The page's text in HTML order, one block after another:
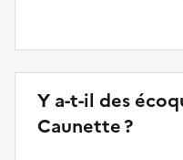
Y a-t-il des
Caunette ?